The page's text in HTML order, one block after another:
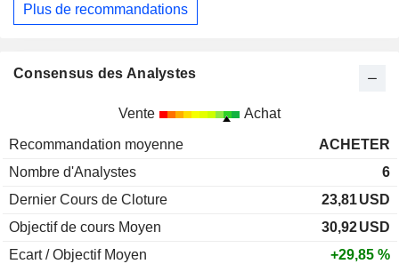
Plus de recommandations
Consensus des Analystes
Vente Achat
Recommandation moyenne
ACHETER
Nombre d'Analystes
6
Dernier Cours de Cloture
23,81USD
Objectif de cours Moyen
30,92USD
Ecart / Objectif Moyen
+29,85 %